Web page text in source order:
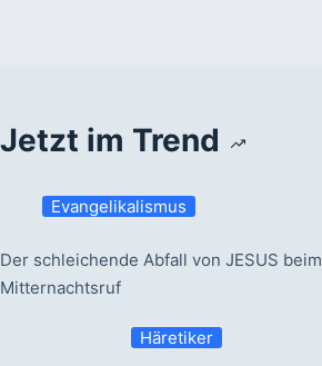
Jetzt im Trend
Evangelikalismus
Der schleichende Abfall von JESUS beim
Mitternachtsruf
Häretiker